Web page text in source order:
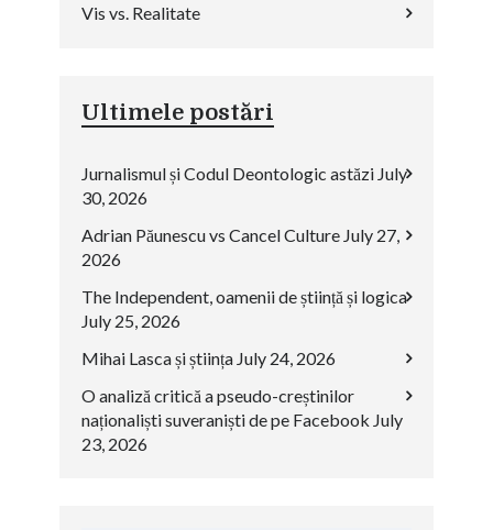
Vis vs. Realitate
Ultimele postări
Jurnalismul și Codul Deontologic astăzi July
30, 2026
Adrian Păunescu vs Cancel Culture July 27,
2026
The Independent, oamenii de știință și logica
July 25, 2026
Mihai Lasca și știința July 24, 2026
O analiză critică a pseudo-creștinilor
naționaliști suveraniști de pe Facebook July
23, 2026